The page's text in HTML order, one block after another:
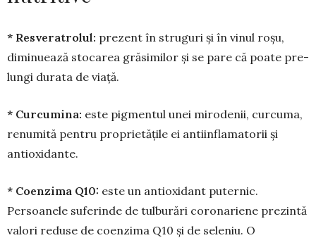
* Resveratrolul: pre­zent în struguri și în vinul roșu,
diminuează stocarea gră­similor și se pare că poa­te pre­
lungi durata de viață.
* Curcumina: este pig­mentul unei mirodenii, curcuma,
renumită pentru proprietățile ei antiin­flamatorii și
antioxidante.
* Coenzima Q10: este un an­tioxidant puternic.
Persoanele sufe­rinde de tulburări coronariene pre­zintă
valori reduse de coenzima Q10 și de se­leniu. O